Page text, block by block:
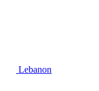
Lebanon